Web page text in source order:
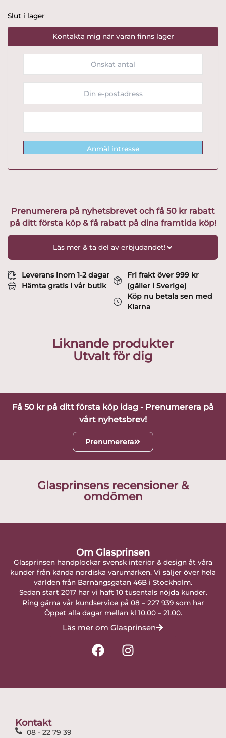
Slut i lager
Kontakta mig när varan finns lager
Anmäl intresse
Prenumerera på nyhetsbrevet och få 50 kr rabatt
på ditt första köp & få rabatt på dina framtida köp!
Läs mer & ta del av erbjudandet!
Leverans inom 1-2 dagar
Hämta gratis i vår butik
Fri frakt över 999 kr
(gäller i Sverige)
Köp nu betala sen med
Klarna
Liknande produkter
Utvalt för dig
Få 50 kr på ditt första köp idag - Prenumerera på
vårt nyhetsbrev!
Prenumerera
Glasprinsens recensioner &
omdömen
Om Glasprinsen
Glasprinsen handplockar svensk interiör & design åt våra
kunder från kända nordiska varumärken. Vi säljer över hela
världen från Barnängsgatan 46B i Stockholm.
Sedan start 2017 har vi haft 10 tusentals nöjda kunder.
Ring gärna vår kundservice på 08 – 227 939 som har
Öppet alla dagar mellan kl 10.00 – 21.00.
Läs mer om Glasprinsen
F
a
I
n
Kontakt
08 - 22 79 39